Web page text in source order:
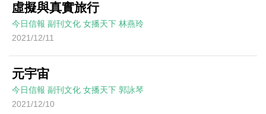
虛擬與真實旅行
今日信報 副刊文化 女播天下 林燕玲
2021/12/11
元宇宙
今日信報 副刊文化 女播天下 郭詠琴
2021/12/10